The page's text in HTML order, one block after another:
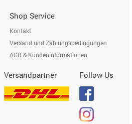
Shop Service
Kontakt
Versand und Zahlungsbedingungen
AGB & Kundeninformationen
Versandpartner Follow Us